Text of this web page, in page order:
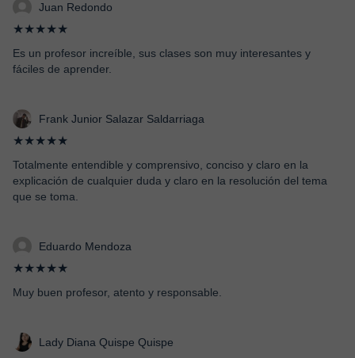
Juan Redondo
★★★★★
Es un profesor increíble, sus clases son muy interesantes y
fáciles de aprender.
Frank Junior Salazar Saldarriaga
★★★★★
Totalmente entendible y comprensivo, conciso y claro en la
explicación de cualquier duda y claro en la resolución del tema
que se toma.
Eduardo Mendoza
★★★★★
Muy buen profesor, atento y responsable.
Lady Diana Quispe Quispe